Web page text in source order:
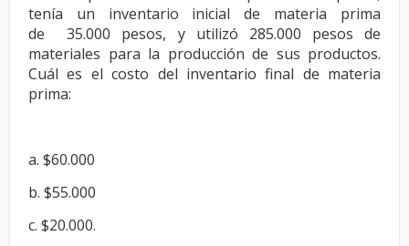
tenía un inventario inicial de materia prima
de35.000 pesos, y utilizó 285.000 pesos de
materiales para la producción de sus productos.
Cuál es el costo del inventario final de materia
prima:
a. $60.000
b. $55.000
c. $20.000.